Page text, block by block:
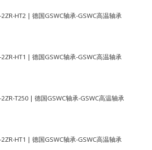
2ZR-HT2 | 德国GSWC轴承-GSWC高温轴承
2ZR-HT1 | 德国GSWC轴承-GSWC高温轴承
2ZR-T250 | 德国GSWC轴承-GSWC高温轴承
2ZR-HT1 | 德国GSWC轴承-GSWC高温轴承